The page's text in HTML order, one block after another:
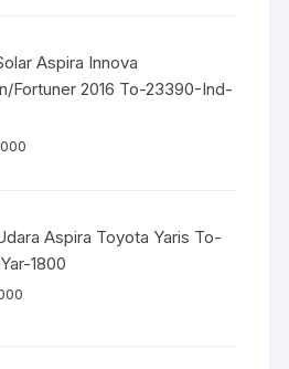
Aspira Innova
Fortuner 2016 To-23390-Ind-
Aspira Toyota Yaris To-
1800